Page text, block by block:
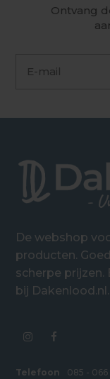
Ontvang
De webshop
producten.
scherpe prijzen.
bij Dakenlood.nl.
Telefoon
085 - 066